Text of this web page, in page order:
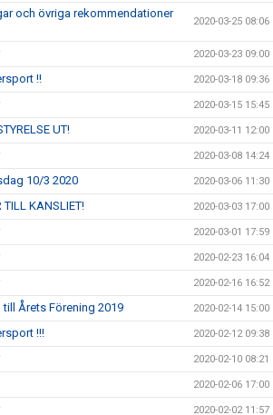
och övriga rekommendationer
2020-03-25 08:06
2020-03-23 09:00
!! 2020-03-18 09:36
2020-03-15 15:45
UT! 2020-03-11 12:00
2020-03-08 14:24
10/3 2020 2020-03-06 11:30
TILL KANSLIET! 2020-03-03 17:00
2020-03-01 17:59
2020-02-23 16:04
2020-02-16 16:52
Årets Förening 2019 2020-02-14 15:00
!!! 2020-02-12 09:38
2020-02-10 08:21
2020-02-06 17:00
2020-02-02 11:57